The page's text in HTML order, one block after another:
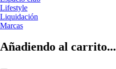
Lifestyle
Liquidación
Marcas
Añadiendo al carrito...